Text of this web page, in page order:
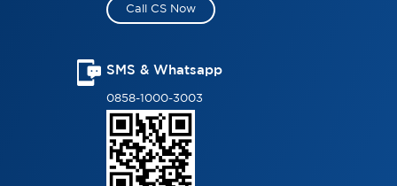
Call CS Now
SMS & Whatsapp
0858-1000-3003